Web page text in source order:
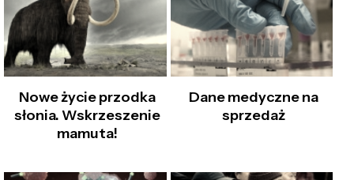
Nowe życie przodka
słonia. Wskrzeszenie
mamuta!
Dane medyczne na
sprzedaż